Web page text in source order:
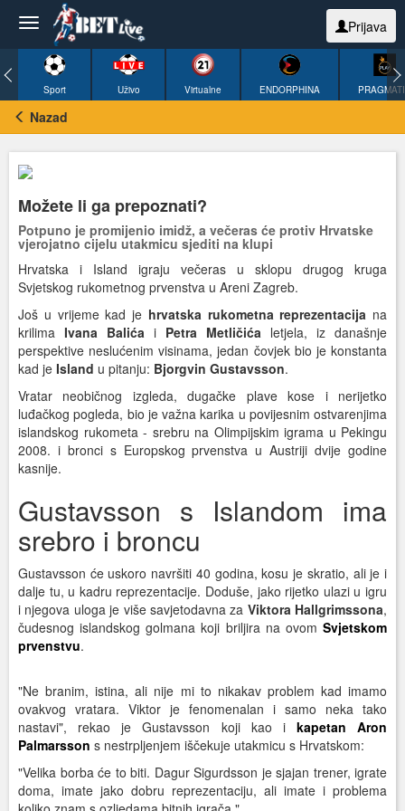
Prijava
Sport Uživo Virtualne ENDORPHINA
Nazad
Možete li ga prepoznati?
Potpuno je promijenio imidž, a večeras će protiv Hrvatske
vjerojatno cijelu utakmicu sjediti na klupi
Hrvatska i Island igraju večeras u sklopu drugog kruga
Svjetskog rukometnog prvenstva u Areni Zagreb.
Još u vrijeme kad je hrvatska rukometna reprezentacija na
krilima Ivana Balića i Petra Metličića letjela, iz današnje
perspektive neslućenim visinama, jedan čovjek bio je konstanta
kad je Island u pitanju: Bjorgvin Gustavsson.
Vratar neobičnog izgleda, dugačke plave kose i nerijetko
luđačkog pogleda, bio je važna karika u povijesnim ostvarenjima
islandskog rukometa - srebru na Olimpijskim igrama u Pekingu
2008. i bronci s Europskog prvenstva u Austriji dvije godine
kasnije.
Gustavsson s Islandom ima
srebro i broncu
Gustavsson će uskoro navršiti 40 godina, kosu je skratio, ali je i
dalje tu, u kadru reprezentacije. Doduše, jako rijetko ulazi u igru
i njegova uloga je više savjetodavna za Viktora Hallgrimssona,
čudesnog islandskog golmana koji briljira na ovom Svjetskom
prvenstvu.
"Ne branim, istina, ali nije mi to nikakav problem kad imamo
ovakvog vratara. Viktor je fenomenalan i samo neka tako
nastavi", rekao je Gustavsson koji kao i kapetan Aron
Palmarsson s nestrpljenjem iščekuje utakmicu s Hrvatskom:
"Velika borba će to biti. Dagur Sigurdsson je sjajan trener, igrate
doma, imate jako dobru reprezentaciju, ali imate i problema